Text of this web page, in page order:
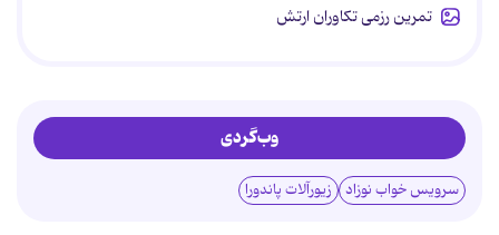
تمرین رزمی تکاوران ارتش
وب‌گردی
سرویس خواب نوزاد زیورآلات پاندورا